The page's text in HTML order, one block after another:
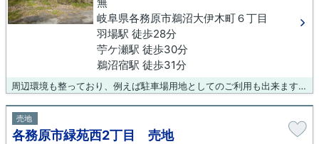
岐阜県各務原市鵜沼大伊木町６丁目
羽場駅 徒歩28分
苧ケ瀬駅 徒歩30分
鵜沼宿駅 徒歩31分
周辺環境も整っており、例えば駐車場用地としてのご利用も出来ます。売地をお探しの方には、こちらの売地はいかがでしょうか。土地面積は198㎡(公簿)でイチオシ。接道幅が10m以上あると利便性が高いです。土地を各務原市で見つけませんか。各務原市でお気に召す土地がありましたら、0120-431-330、またはinfo@yoshimurafudousan.comにご連絡下さいませ。
売地
各務原市緑苑西2丁目 売地